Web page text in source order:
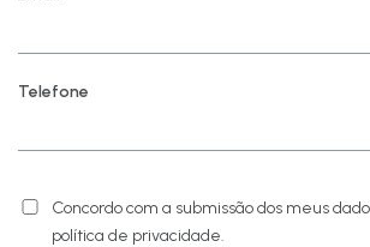
Telefone
Concordo com a submissão dos meus
política de privacidade.